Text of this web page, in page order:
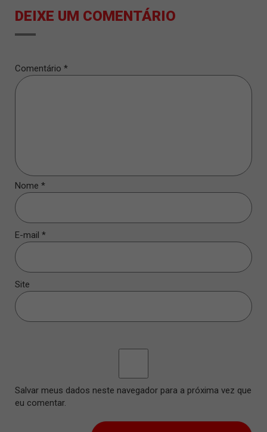
DEIXE UM COMENTÁRIO
Comentário *
Nome *
E-mail *
Site
Salvar meus dados neste navegador para a próxima vez que
eu comentar.